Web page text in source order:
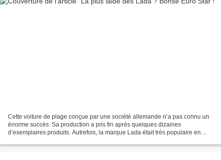
Cette voiture de plage conçue par une société allemande n’a pas connu un
énorme succès. Sa production a pris fin après quelques dizaines
d’exemplaires produits. Autrefois, la marque Lada était très populaire en